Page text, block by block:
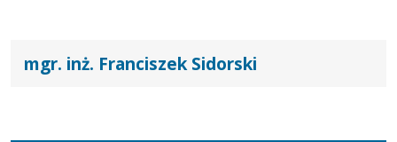
mgr. inż. Franciszek Sidorski